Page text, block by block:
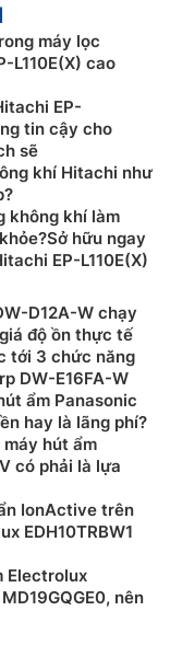
còn có thể bổ
chặn việc bị
phù hợp cho
điều hòa
có thể bốc hơi tự
đặc biệt là những
sức khỏe,
không gây
máy lọc
L110E(X) cao
EP-
tin cậy cho
sẽ
khí Hitachi như
không khí làm
hữu ngay
EP-L110E(X)
D12A-W chạy
độ ồn thực tế
tới 3 chức năng
DW-E16FA-W
ẩm Panasonic
hay là lãng phí?
hút ẩm
có phải là lựa
IonActive trên
EDH10TRBW1
Electrolux
nên